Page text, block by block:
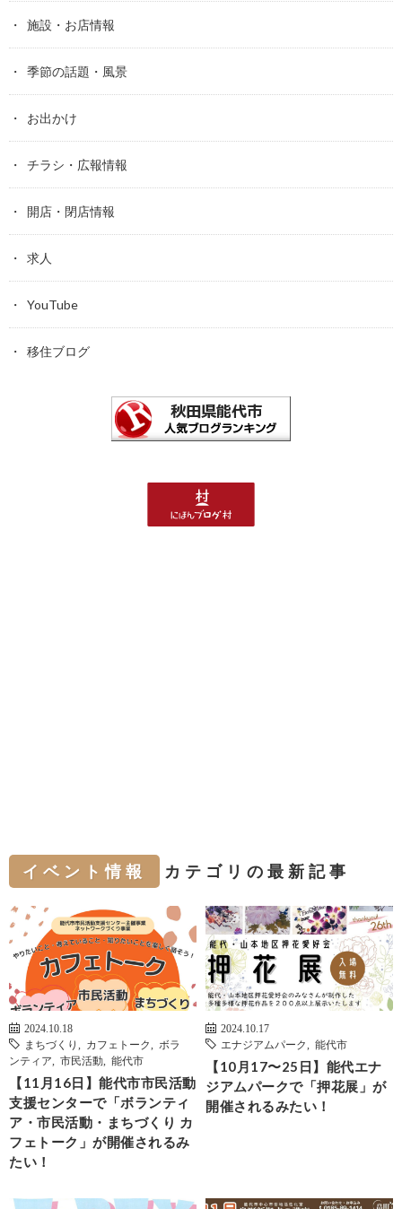
施設・お店情報
季節の話題・風景
お出かけ
チラシ・広報情報
開店・閉店情報
求人
YouTube
移住ブログ
イベント情報 カテゴリの最新記事
2024.10.18
まちづくり
カフェトーク
ボラ
ンティア
市民活動 能代市
【11月16日】能代市市民活動
支援センターで「ボランティ
ア・市民活動・まちづくり カ
フェトーク」が開催されるみ
たい！
2024.10.17
エナジアムパーク
能代市
【10月17〜25日】能代エナ
ジアムパークで「押花展」が
開催されるみたい！